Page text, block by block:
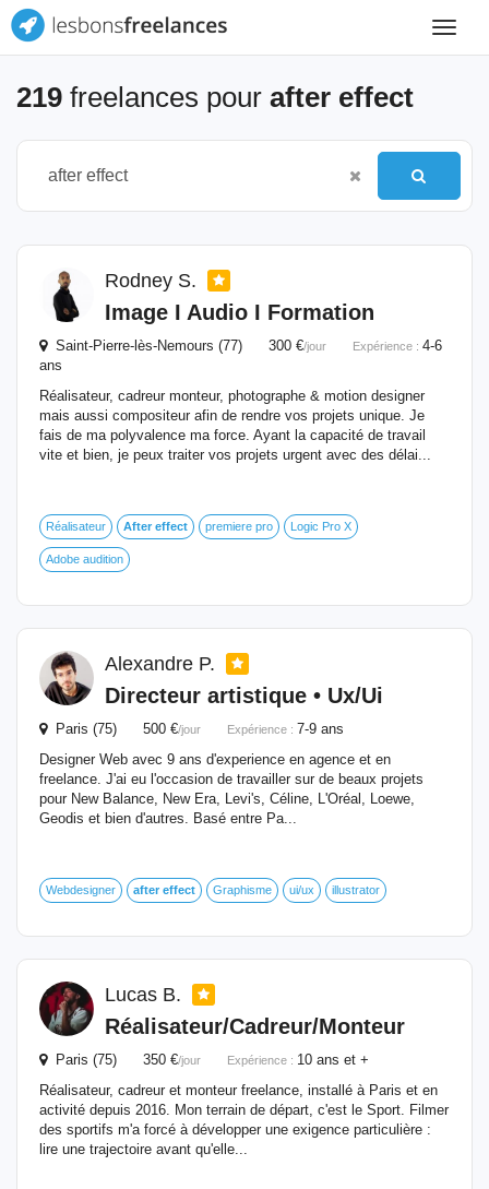
Toggle
219 freelances pour after effect
Rodney S.
Image I Audio I Formation
Saint-Pierre-lès-Nemours (77) 300 €/jour Expérience : 4-6
ans
Réalisateur, cadreur monteur, photographe & motion designer
mais aussi compositeur afin de rendre vos projets unique. Je
fais de ma polyvalence ma force. Ayant la capacité de travail
vite et bien, je peux traiter vos projets urgent avec des délai...
Réalisateur After effect premiere pro Logic Pro X
Adobe audition
Alexandre P.
Directeur artistique • Ux/Ui
Paris (75) 500 €/jour Expérience : 7-9 ans
Designer Web avec 9 ans d'experience en agence et en
freelance. J'ai eu l'occasion de travailler sur de beaux projets
pour New Balance, New Era, Levi's, Céline, L'Oréal, Loewe,
Geodis et bien d'autres. Basé entre Pa...
Webdesigner after effect Graphisme ui/ux illustrator
Lucas B.
Réalisateur/Cadreur/Monteur
Paris (75) 350 €/jour Expérience : 10 ans et +
Réalisateur, cadreur et monteur freelance, installé à Paris et en
activité depuis 2016. Mon terrain de départ, c'est le Sport. Filmer
des sportifs m'a forcé à développer une exigence particulière :
lire une trajectoire avant qu'elle...